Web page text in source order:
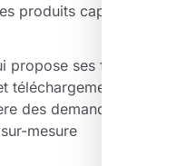
produits capillaires
propose ses formations
téléchargement
des demandes de
mesure